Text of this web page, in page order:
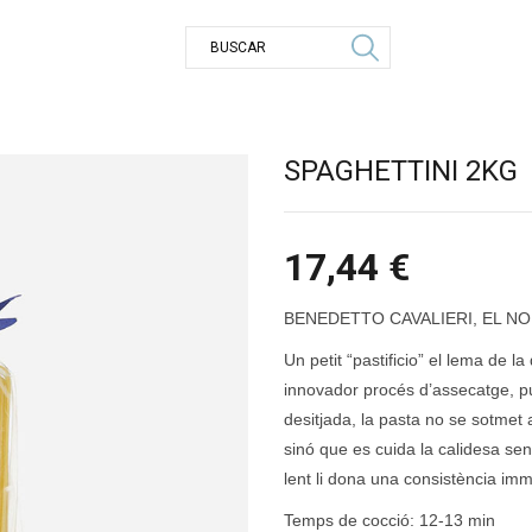
SPAGHETTINI 2KG
17,44 €
BENEDETTO CAVALIERI, EL
Un petit “pastificio” el lema de
innovador procés d’assecatge,
desitjada, la pasta no se sotmet
sinó que es cuida la calidesa
lent li dona una consistència
Temps de cocció: 12-13 min